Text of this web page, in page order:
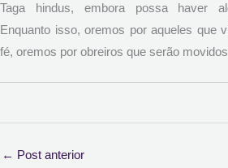
Taga hindus, embora possa haver
Enquanto isso, oremos por aqueles que
fé, oremos por obreiros que serão
← Post anterior